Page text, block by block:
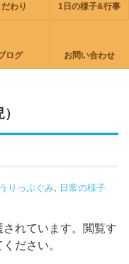
だわり 1日の様子&行事
ログ お問い合わせ
りっぷぐみ, 日常の様子
れています。閲覧す
ださい。